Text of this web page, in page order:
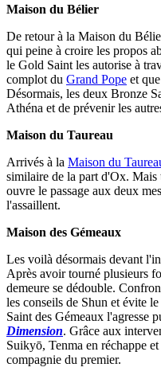
Maison du Bélier
De retour à la Maison du
qui peine à croire les propos
le Gold Saint les autorise à
complot du Grand Pope et
Désormais, les deux Bronze
Athéna et de prévenir les
Maison du Taureau
Arrivés à la Maison du
similaire de la part d'Ox.
ouvre le passage aux deux
l'assaillent.
Maison des Gémeaux
Les voilà désormais devant
Après avoir tourné plusieurs
demeure se dédouble.
les conseils de Shun et évite
Saint des Gémeaux l'agresse
Dimension. Grâce aux
Suikyō, Tenma en réchappe
compagnie du premier.